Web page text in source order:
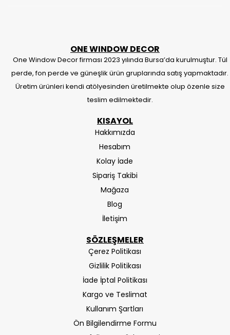
ONE WINDOW DECOR
One Window Decor firması 2023 yılında Bursa’da kurulmuştur. Tül
perde, fon perde ve güneşlik ürün gruplarında satış yapmaktadır.
Üretim ürünleri kendi atölyesinden üretilmekte olup özenle size
teslim edilmektedir.
KISAYOL
Hakkımızda
Hesabım
Kolay İade
Sipariş Takibi
Mağaza
Blog
İletişim
SÖZLEŞMELER
Çerez Politikası
Gizlilik Politikası
İade İptal Politikası
Kargo ve Teslimat
Kullanım Şartları
Ön Bilgilendirme Formu